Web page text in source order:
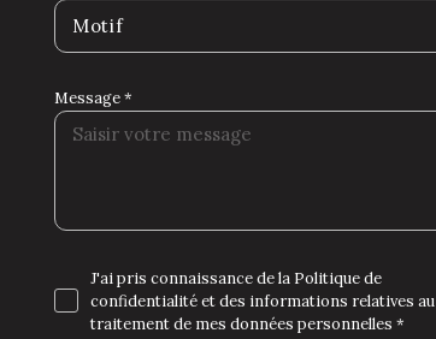
Motif
Message *
J'ai pris connaissance de la Politique de
confidentialité et des informations relatives au
traitement de mes données personnelles *